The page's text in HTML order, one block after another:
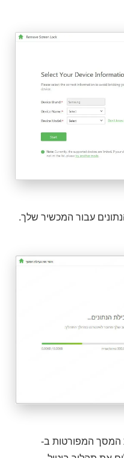
עבור המכשיר שלך.
המסך המפורטות ב-